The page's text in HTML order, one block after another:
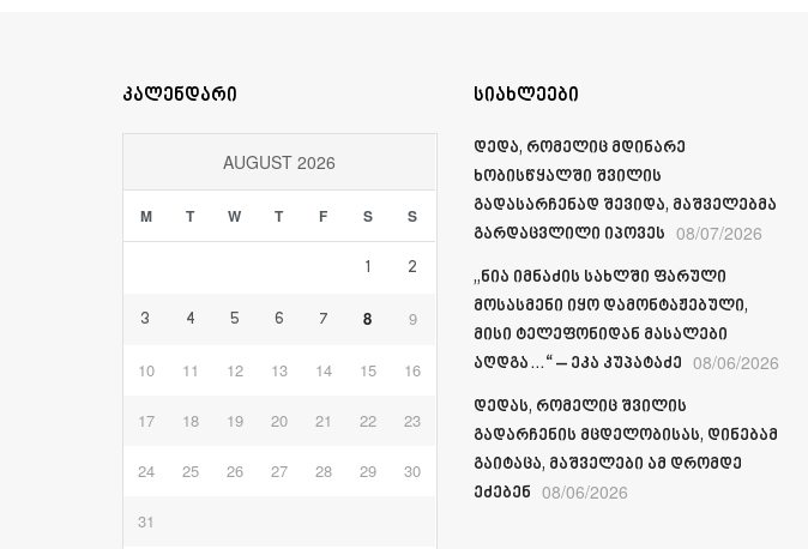
კალენდარი
AUGUST 2026
M T W T F S S
1 2
3 4 5 6 7 8 9
10 11 12 13 14 15 16
17 18 19 20 21 22 23
24 25 26 27 28 29 30
31
სიახლეები
დედა, რომელიც მდინარე
ხობისწყალში შვილის
გადასარჩენად შევიდა, მაშველებმა
გარდაცვლილი იპოვეს 08/07/2026
„ნია იმნაძის სახლში ფარული
მოსასმენი იყო დამონტაჟებული,
მისი ტელეფონიდან მასალები
აღდგა…“ – ეკა კუპატაძე 08/06/2026
დედას, რომელიც შვილის
გადარჩენის მცდელობისას, დინებამ
გაიტაცა, მაშველები ამ დრომდე
ეძებენ 08/06/2026